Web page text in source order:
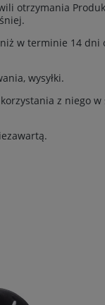
otrzymania
w terminie 14 dni
wysyłki.
z niego w